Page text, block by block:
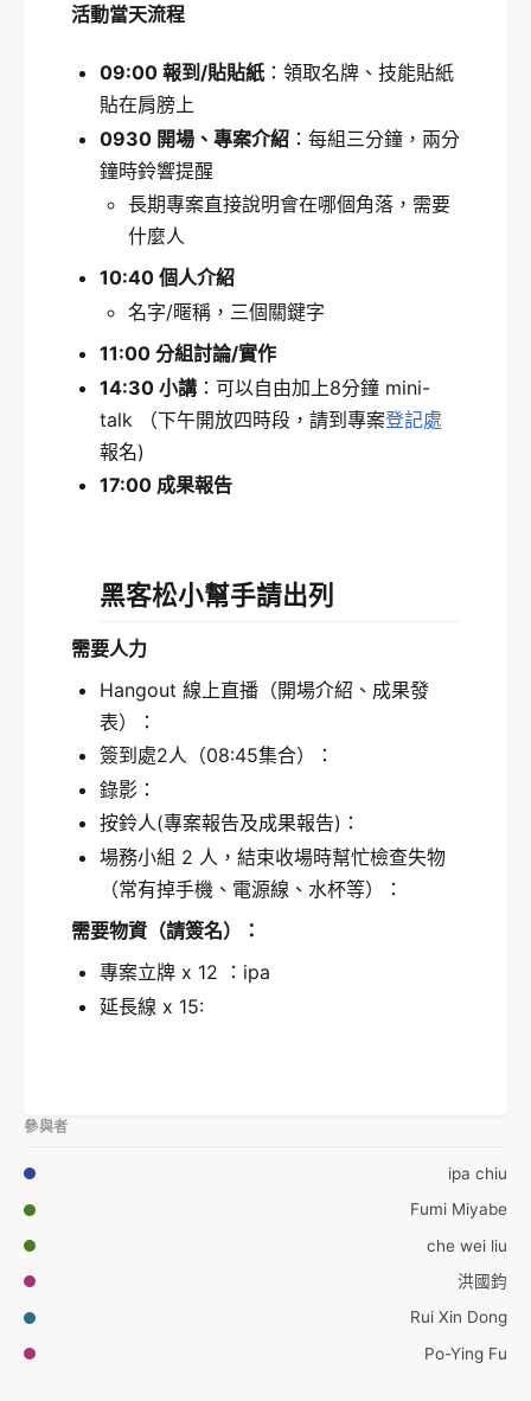
活動當天流程
09:00 報到/貼貼紙：領取名牌、技能貼紙
貼在肩膀上
0930 開場、專案介紹 ：每組三分鐘，兩分
鐘時鈴響提醒
長期專案直接說明會在哪個角落，需要
什麼人
10:40 個人介紹
名字/暱稱，三個關鍵字
11:00 分組討論/實作
14:30 小講 ：可以自由加上8分鐘 mini-
talk （下午開放四時段，請到專案登記處
報名)
17:00 成果報告
黑客松小幫手請出列
需要人力
Hangout 線上直播（開場介紹、成果發
表）：
簽到處2人（08:45集合）：
錄影：
按鈴人(專案報告及成果報告)：
場務小組 2 人，結束收場時幫忙檢查失物
（常有掉手機、電源線、水杯等）：
需要物資（請簽名）：
專案立牌 x 12 ：ipa
延長線 x 15:
參與者
ipa chiu
Fumi Miyabe
che wei liu
洪國鈞
Rui Xin Dong
Po-Ying Fu